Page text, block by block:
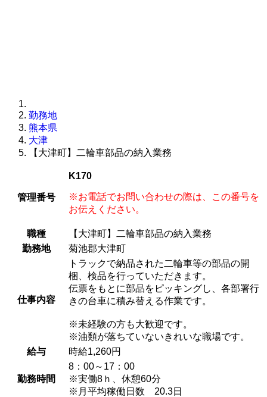
勤務地
熊本県
大津
【大津町】二輪車部品の納入業務
管理番号
K170
※お電話でお問い合わせの際は、この番号を
お伝えください。
職種
【大津町】二輪車部品の納入業務
勤務地
菊池郡大津町
仕事内容
トラックで納品された二輪車等の部品の開
梱、検品を行っていただきます。
伝票をもとに部品をピッキングし、各部署行
きの台車に積み替える作業です。
※未経験の方も大歓迎です。
※油類が落ちていないきれいな職場です。
給与
時給1,260円
勤務時間
8：00～17：00
※実働8ｈ、休憩60分
※月平均稼働日数 20.3日